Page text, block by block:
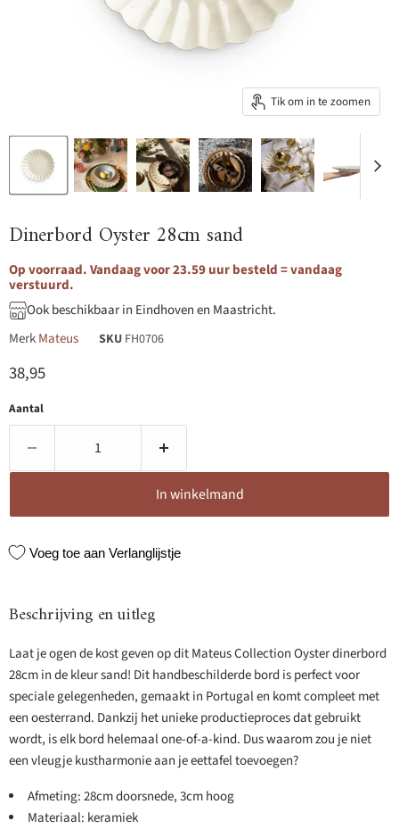
Tik om in te zoomen
Dinerbord Oyster 28cm sand
Op voorraad. Vandaag voor 23.59 uur besteld = vandaag
verstuurd.
Ook beschikbaar in Eindhoven en Maastricht.
MerkMateus SKU FH0706
Huidige prijs
38,95
Aantal
In winkelmand
Voeg toe aan Verlanglijstje
Beschrijving en uitleg
Laat je ogen de kost geven op dit Mateus Collection Oyster dinerbord
28cm in de kleur sand! Dit handbeschilderde bord is perfect voor
speciale gelegenheden, gemaakt in Portugal en komt compleet met
een oesterrand. Dankzij het unieke productieproces dat gebruikt
wordt, is elk bord helemaal one-of-a-kind. Dus waarom zou je niet
een vleugje kustharmonie aan je eettafel toevoegen?
Afmeting: 28cm doorsnede, 3cm hoog
Materiaal: keramiek